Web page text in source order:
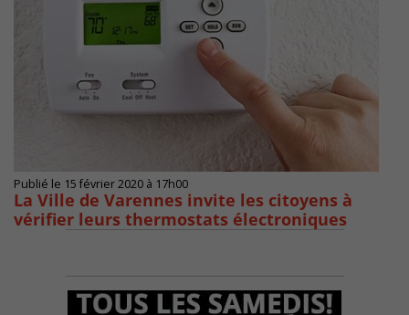
Publié le 15 février 2020 à 17h00
La Ville de Varennes invite les citoyens à
vérifier leurs thermostats électroniques